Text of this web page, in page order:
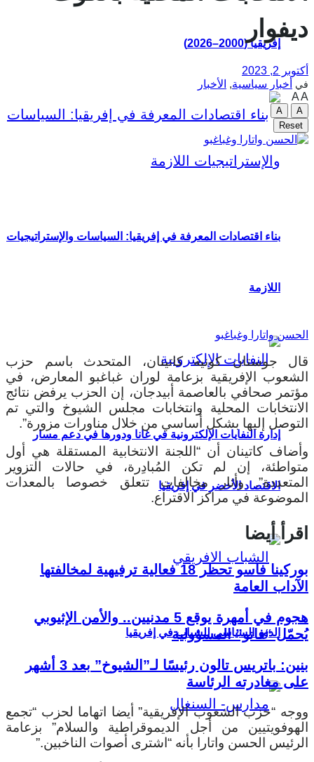
إفريقيا (2000–2026)
بناء اقتصادات المعرفة في إفريقيا: السياسات والإستراتيجيات
اللازمة
إدارة النفايات الإلكترونية في غانا ودورها في دعم مسار
الاقتصاد الأخضر في إفريقيا
الدور السياسي للشباب في إفريقيا
ديفوار
أكتوبر 2, 2023
في أخبار سياسية, الأخبار
AA
A
A
Reset
الحسن واتارا وغباغبو
قال جوستان كونيه كاتينان، المتحدث باسم حزب
الشعوب الإفريقية بزعامة لوران غباغبو المعارض، في
مؤتمر صحافي بالعاصمة أبيدجان، إن الحزب يرفض نتائج
الانتخابات المحلية وانتخابات مجلس الشيوخ والتي تم
التوصل إليها بشكل أساسي من خلال مناورات مزورة”.
وأضاف كاتينان أن “اللجنة الانتخابية المستقلة هي أول
متواطئة، إن لم تكن المُبادِرة، في حالات التزوير
المتعددة”. وأثار مخالفات تتعلق خصوصا بالمعدات
الموضوعة في مراكز الاقتراع.
اقرأ أيضا
بوركينا فاسو تحظر 18 فعالية ترفيهية لمخالفتها
الآداب العامة
هجوم في أمهرة يوقع 5 مدنيين.. والأمن الإثيوبي
يُحمّل “فانو” المسؤولية
بنين: باتريس تالون رئيسًا لـ”الشيوخ” بعد 3 أشهر
على مغادرته الرئاسة
ووجه “حزب الشعوب الإفريقية” أيضا اتهاما لحزب “تجمع
الهوفويتيين من أجل الديموقراطية والسلام” بزعامة
الرئيس الحسن واتارا بأنه “اشترى أصوات الناخبين.”